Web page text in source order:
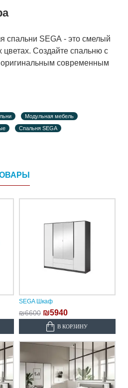
спальни SEGA - это смелый
цветах. Создайте спальню с
оригинальным современным
Модульная мебель
Спальня SEGA
SEGA Шкаф
₪6600 ₪5940
В КОРЗИНУ